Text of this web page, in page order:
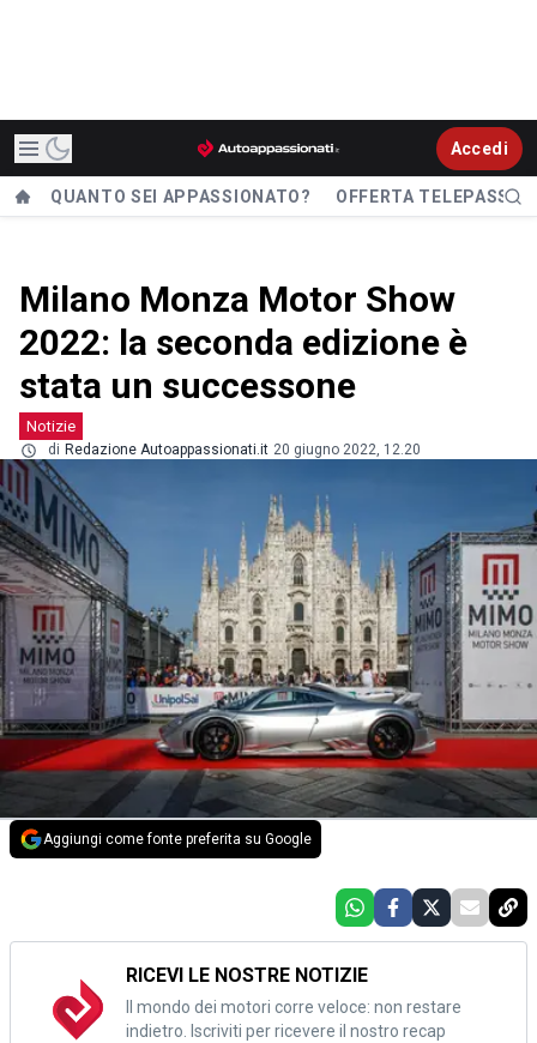
Accedi
QUANTO SEI APPASSIONATO? OFFERTA TELEPASS
Milano Monza Motor Show
2022: la seconda edizione è
stata un successone
Notizie
di Redazione Autoappassionati.it 20 giugno 2022, 12.20
Aggiungi come fonte preferita su Google
RICEVI LE NOSTRE NOTIZIE
Il mondo dei motori corre veloce: non restare
indietro. Iscriviti per ricevere il nostro recap